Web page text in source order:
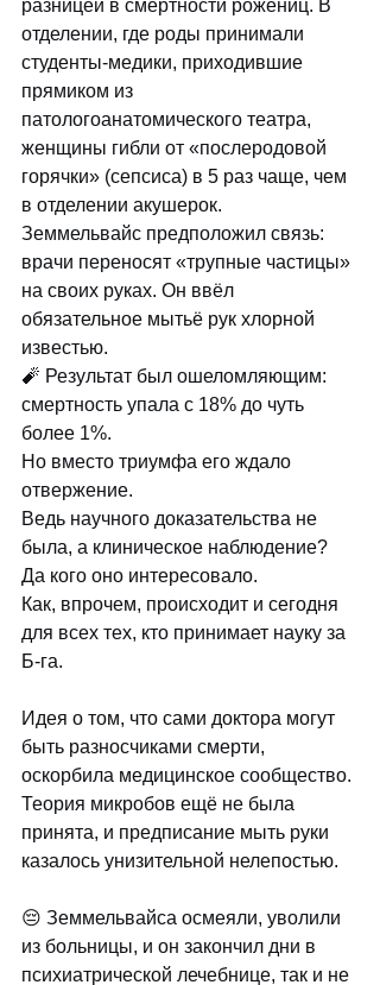
разницей в смертности рожениц. В
отделении, где роды принимали
студенты-медики, приходившие
прямиком из
патологоанатомического театра,
женщины гибли от «послеродовой
горячки» (сепсиса) в 5 раз чаще, чем
в отделении акушерок.
Земмельвайс предположил связь:
врачи переносят «трупные частицы»
на своих руках. Он ввёл
обязательное мытьё рук хлорной
известью.
🧨 Результат был ошеломляющим:
смертность упала с 18% до чуть
более 1%.
Но вместо триумфа его ждало
отвержение.
Ведь научного доказательства не
была, а клиническое наблюдение?
Да кого оно интересовало.
Как, впрочем, происходит и сегодня
для всех тех, кто принимает науку за
Б-га.
Идея о том, что сами доктора могут
быть разносчиками смерти,
оскорбила медицинское сообщество.
Теория микробов ещё не была
принята, и предписание мыть руки
казалось унизительной нелепостью.
😔 Земмельвайса осмеяли, уволили
из больницы, и он закончил дни в
психиатрической лечебнице, так и не